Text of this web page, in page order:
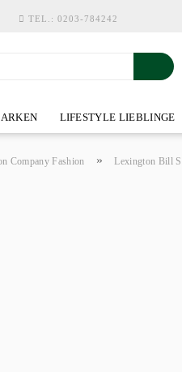
TEL.: 0203-784242
LIFESTYLE LIEBLINGE
Company Fashion » Lexington Bill